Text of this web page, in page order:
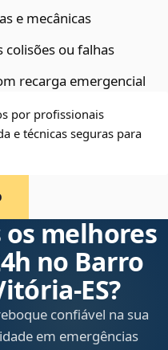
e mecânicas
colisões ou falhas
recarga emergencial
por profissionais
e técnicas seguras para
os melhores
no Barro
confiável na sua
em emergências